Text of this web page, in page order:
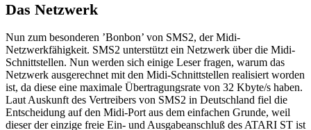
Das Netzwerk
Nun zum besonderen ’Bonbon’ von SMS2, der Midi-
Netzwerkfähigkeit. SMS2 unterstützt ein Netzwerk über die Midi-
Schnittstellen. Nun werden sich einige Leser fragen, warum das
Netzwerk ausgerechnet mit den Midi-Schnittstellen realisiert worden
ist, da diese eine maximale Übertragungsrate von 32 Kbyte/s haben.
Laut Auskunft des Vertreibers von SMS2 in Deutschland fiel die
Entscheidung auf den Midi-Port aus dem einfachen Grunde, weil
dieser der einzige freie Ein- und Ausgabeanschluß des ATARI ST ist